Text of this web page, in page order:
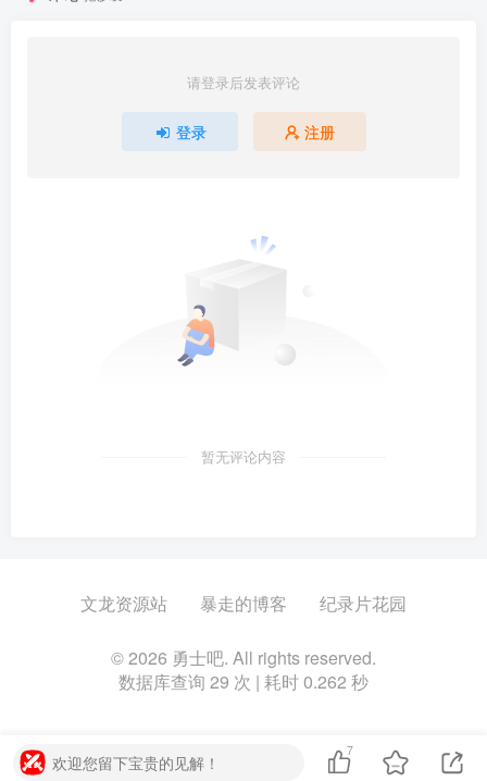
请登录后发表评论
登录 注册
暂无评论内容
文龙资源站 暴走的博客 纪录片花园
© 2026 勇士吧. All rights reserved.
数据库查询 29 次 | 耗时 0.262 秒
欢迎您留下宝贵的见解！
7